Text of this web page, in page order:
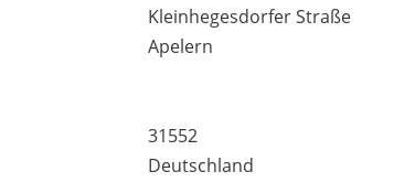
Kleinhegesdorfer Straße
Apelern
31552
Deutschland